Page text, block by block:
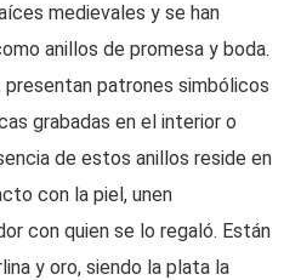
medievales y se han
anillos de promesa y boda.
presentan patrones simbólicos
grabadas en el interior o
de estos anillos reside en
con la piel, unen
con quien se lo regaló. Están
y oro, siendo la plata la